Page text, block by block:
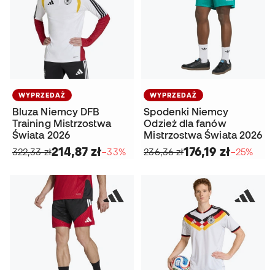
WYPRZEDAŻ
Bluza Niemcy DFB
Training Mistrzostwa
Świata 2026
322,33 zł214,87 zł−33%
WYPRZEDAŻ
Spodenki Niemcy
Odzież dla fanów
Mistrzostwa Świata 2026
236,36 zł176,19 zł−25%